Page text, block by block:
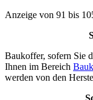
Anzeige von 91 bis
Baukoffer, sofern Sie
Ihnen im Bereich
werden von den